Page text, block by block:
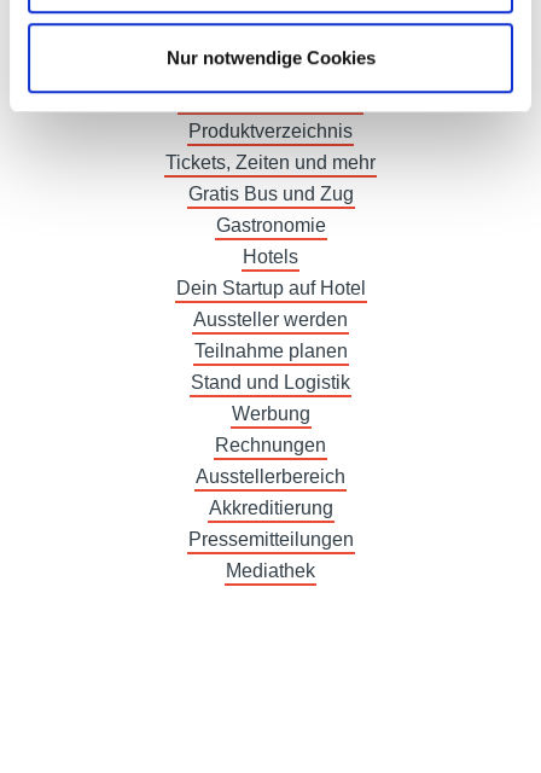
Nur notwendige Cookies
Sustainability Award 2023
Ausstellerverzeichnis
Produktverzeichnis
Tickets, Zeiten und mehr
Gratis Bus und Zug
Gastronomie
Hotels
Dein Startup auf Hotel
Aussteller werden
Teilnahme planen
Stand und Logistik
Werbung
Rechnungen
Ausstellerbereich
Akkreditierung
Pressemitteilungen
Mediathek